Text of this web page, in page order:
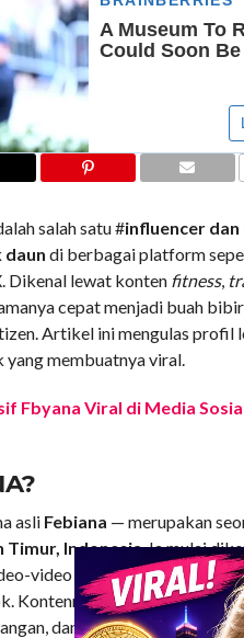
salah satu #influencer
daun di berbagai platform
Dikenal lewat konten fitness,
cepat menjadi buah
Artikel ini mengulas profil
membuatnya viral.
Fbyana Viral di Media
asli Febiana — merupakan
Timur, Indonesia. Ia mulai
video vlog dan aktivitasnya
Kontennya menarik karena
dan gaya hidup modern